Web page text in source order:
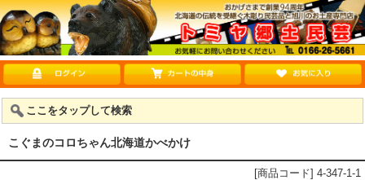
ここをタップして検索
こぐまのコロちゃん北海道かべかけ
[商品コード] 4-347-1-1